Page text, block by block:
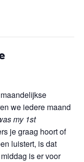
we iedere maand
my 1st
je graag hoort of
luistert, is dat
is er voor